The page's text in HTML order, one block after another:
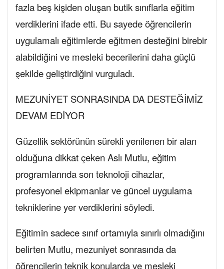
fazla beş kişiden oluşan butik sınıflarla eğitim
verdiklerini ifade etti. Bu sayede öğrencilerin
uygulamalı eğitimlerde eğitmen desteğini birebir
alabildiğini ve mesleki becerilerini daha güçlü
şekilde geliştirdiğini vurguladı.
MEZUNİYET SONRASINDA DA DESTEĞİMİZ
DEVAM EDİYOR
Güzellik sektörünün sürekli yenilenen bir alan
olduğuna dikkat çeken Aslı Mutlu, eğitim
programlarında son teknoloji cihazlar,
profesyonel ekipmanlar ve güncel uygulama
tekniklerine yer verdiklerini söyledi.
Eğitimin sadece sınıf ortamıyla sınırlı olmadığını
belirten Mutlu, mezuniyet sonrasında da
öğrencilerin teknik konularda ve mesleki